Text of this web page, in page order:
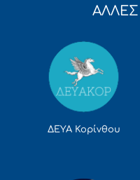
ΔΕΥΑ Κορίνθου